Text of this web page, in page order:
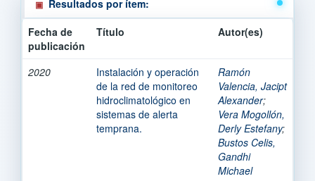
Resultados por ítem:
Fecha de
publicación
Título Autor(es)
2020
Instalación y operación
de la red de monitoreo
hidroclimatológico en
sistemas de alerta
temprana.
Ramón
Valencia, Jacipt
Alexander;
Vera Mogollón,
Derly Estefany;
Bustos Celis,
Gandhi
Michael